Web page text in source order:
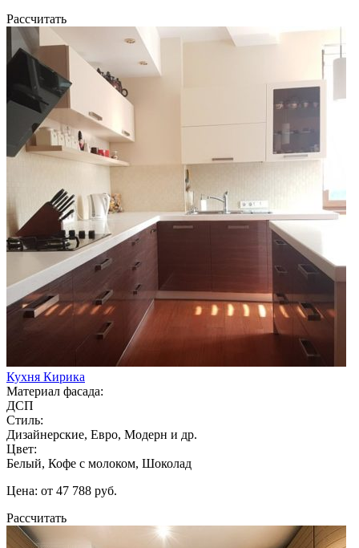
Рассчитать
Кухня Кирика
Материал фасада:
ДСП
Стиль:
Дизайнерские, Евро, Модерн и др.
Цвет:
Белый, Кофе с молоком, Шоколад
Цена: от 47 788 руб.
Рассчитать